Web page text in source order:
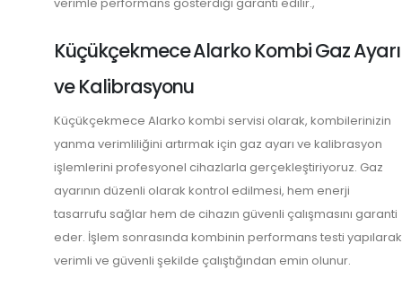
Küçükçekmece Alarko Kombi Gaz Ayarı
ve Kalibrasyonu
Küçükçekmece Alarko kombi servisi olarak, kombilerinizin
yanma verimliliğini artırmak için gaz ayarı ve kalibrasyon
işlemlerini profesyonel cihazlarla gerçekleştiriyoruz. Gaz
ayarının düzenli olarak kontrol edilmesi, hem enerji
tasarrufu sağlar hem de cihazın güvenli çalışmasını garanti
eder. İşlem sonrasında kombinin performans testi yapılarak
verimli ve güvenli şekilde çalıştığından emin olunur.